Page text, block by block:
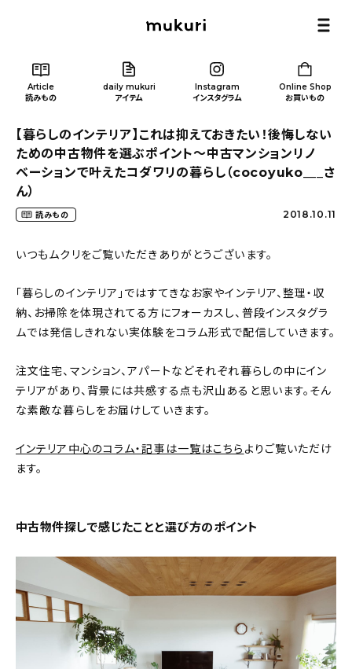
Article
読みもの
daily mukuri
アイテム
Instagram
インスタグラム
Online Shop
お買いもの
Article
カテゴリー一覧
新着記事
人気の記事
コラム
インテリア
収納/掃除
暮らし
daily mukuri
【暮らしのインテリア】これは抑えておきたい！後悔しない
ための中古物件を選ぶポイント～中古マンションリノ
ベーションで叶えたコダワリの暮らし（cocoyuko___さ
ん）
読みもの 2018.10.11
いつもムクリをご覧いただきありがとうございます。
「暮らしのインテリア」ではすてきなお家やインテリア、整理・収
納、お掃除を体現されてる方にフォーカスし、普段インスタグラ
ムでは発信しきれない実体験をコラム形式で配信していきます。
注文住宅、マンション、アパートなどそれぞれ暮らしの中にイン
テリアがあり、背景には共感する点も沢山あると思います。そん
な素敵な暮らしをお届けしていきます。
インテリア中心のコラム・記事は一覧はこちら よりご覧いただけ
ます。
中古物件探しで感じたことと選び方のポイント